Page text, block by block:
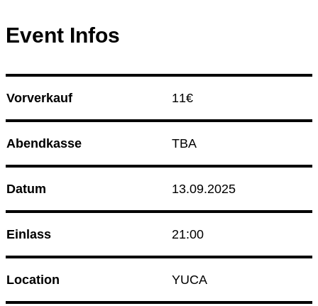
Event Infos
Vorverkauf 11€
Abendkasse TBA
Datum 13.09.2025
Einlass 21:00
Location YUCA